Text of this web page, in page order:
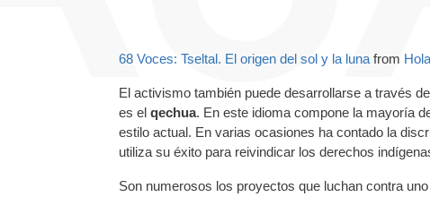
68 Voces: Tseltal. El origen del sol y la luna from
El activismo también puede desarrollarse a través
es el qechua. En este idioma compone la mayoría
estilo actual. En varias ocasiones ha contado la
utiliza su éxito para reivindicar los derechos
Son numerosos los proyectos que luchan contra